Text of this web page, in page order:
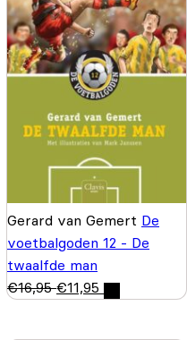
Gerard van Gemert De
voetbalgoden 12 - De
twaalfde man
€16,95 €11,95